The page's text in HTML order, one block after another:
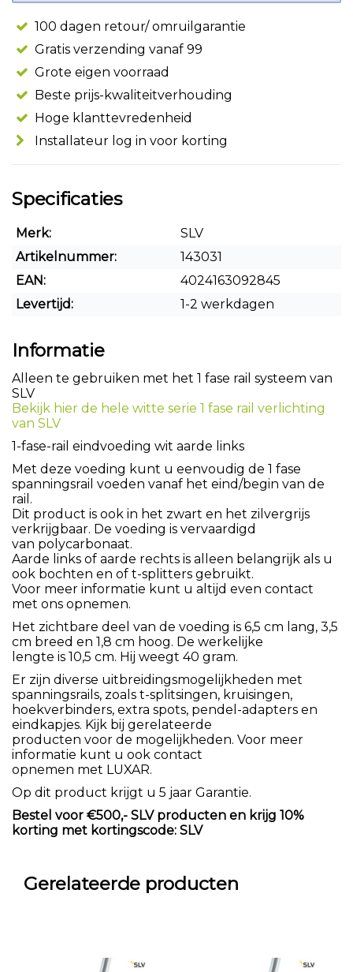
100 dagen retour/ omruilgarantie
Gratis verzending vanaf 99
Grote eigen voorraad
Beste prijs-kwaliteitverhouding
Hoge klanttevredenheid
Installateur log in voor korting
Specificaties
Merk:
SLV
Artikelnummer:
143031
EAN:
4024163092845
Levertijd:
1-2 werkdagen
Informatie
Alleen te gebruiken met het 1 fase rail systeem van
SLV
Bekijk hier de hele witte serie 1 fase rail verlichting
van SLV
1-fase-rail eindvoeding wit aarde links
Met deze voeding kunt u eenvoudig de 1 fase
spanningsrail voeden vanaf het eind/begin van de
rail.
Dit product is ook in het zwart en het zilvergrijs
verkrijgbaar. De voeding is vervaardigd
van polycarbonaat.
Aarde links of aarde rechts is alleen belangrijk als u
ook bochten en of t-splitters gebruikt.
Voor meer informatie kunt u altijd even contact
met ons opnemen.
Het zichtbare deel van de voeding is 6,5 cm lang, 3,5
cm breed en 1,8 cm hoog. De werkelijke
lengte is 10,5 cm. Hij weegt 40 gram.
Er zijn diverse uitbreidingsmogelijkheden met
spanningsrails, zoals t-splitsingen, kruisingen,
hoekverbinders, extra spots, pendel-adapters en
eindkapjes. Kijk bij gerelateerde
producten voor de mogelijkheden. Voor meer
informatie kunt u ook contact
opnemen met LUXAR.
Op dit product krijgt u 5 jaar Garantie.
Bestel voor €500,- SLV producten en krijg 10%
korting met kortingscode: SLV
Gerelateerde producten